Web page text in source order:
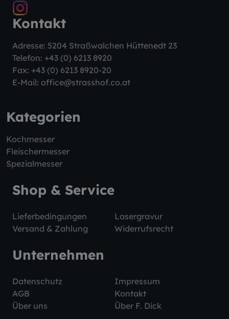
Kontakt
Adresse: 5204 Straßwalchen Hüttenedt 23
Telefon: +43 (0) 6213 8920
Fax: +43 (0) 6213 8920-20
E-Mail: office@strasshof.co.at
Kategorien
Kochmesser
Fleischermesser
Spezialmesser
Shop & Service
Lieferbedingungen
Lasergravur
Versand & Zahlung
Widerrufsrecht
Unternehmen
Datenschutz
Impressum
AGB
Kontakt
Über uns
Über F. Dick